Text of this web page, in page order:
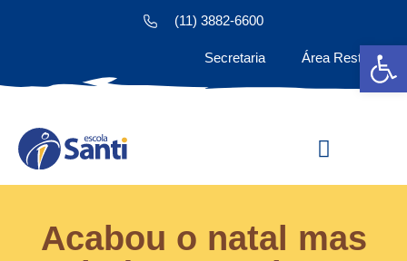
(11) 3882-6600
Secretaria Área Restrita
Acabou o natal mas